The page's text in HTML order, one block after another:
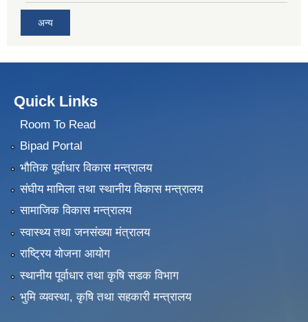
अन्य
Quick Links
Room To Read
Bipad Portal
भौतिक पूर्वाधार विकास मन्त्रालय
संघीय मामिला तथा स्थानीय विकास मन्त्रालय
सामाजिक विकास मन्त्रालय
स्वास्थ्य तथा जनसंख्या मंत्रालय
राष्ट्रिय योजना आयोग
स्थानीय पूर्वाधार तथा कृषि सडक विभाग
भुमि व्यवस्था, कृषि तथा सहकारी मन्त्रालय